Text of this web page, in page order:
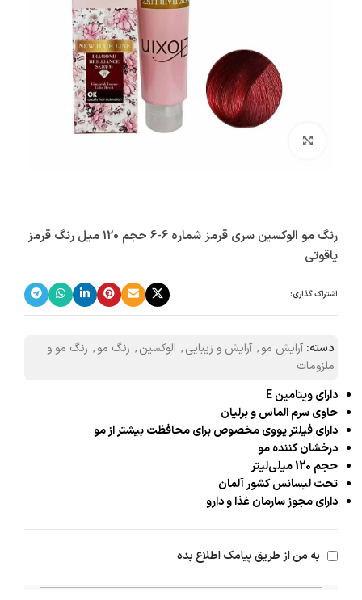
رنگ مو الوکسین سری قرمز شماره 6-6 حجم 120 میل رنگ قرمز
یاقوتی
اشتراک گذاری:
دسته: آرایش مو, آرایش و زیبایی, الوکسین, رنگ مو, رنگ مو و
ملزومات
دارای ویتامین E
حاوی سرم الماس و برلیان
دارای فیلتر یووی مخصوص برای محافظت بیشتر از مو
درخشان کننده مو
حجم 120 میلی‌لیتر
تحت لیسانس کشور آلمان
دارای مجوز سارمان غذا و دارو
به من از طریق پیامک اطلاع بده